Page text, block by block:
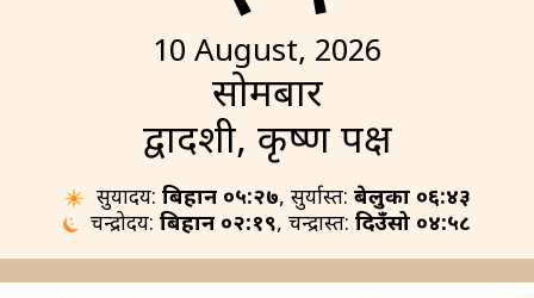
10 August, 2026
सोमबार
द्वादशी, कृष्ण पक्ष
सुर्योदय: बिहान ०५:२७, सुर्यास्त: बेलुका ०६:४३
चन्द्रोदय:बिहान ०२:१९, चन्द्रास्त:दिउँसो ०४:५८